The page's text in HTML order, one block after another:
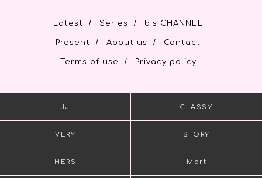
Latest / Series / bis CHANNEL
Present / About us / Contact
Terms of use / Privacy policy
JJ CLASSY.
VERY STORY
HERS Mart